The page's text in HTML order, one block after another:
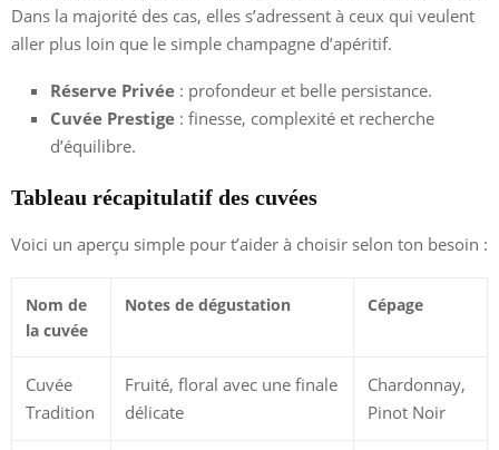
Dans la majorité des cas, elles s’adressent à ceux qui veulent
aller plus loin que le simple champagne d’apéritif.
Réserve Privée : profondeur et belle persistance.
Cuvée Prestige : finesse, complexité et recherche
d’équilibre.
Tableau récapitulatif des cuvées
Voici un aperçu simple pour t’aider à choisir selon ton besoin :
Nom de
la cuvée
Notes de dégustation Cépage
Cuvée
Tradition
Fruité, floral avec une finale
délicate
Chardonnay,
Pinot Noir